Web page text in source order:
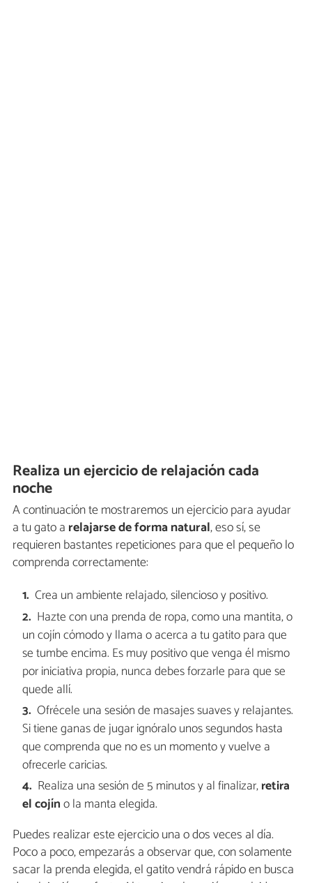
Realiza un ejercicio de relajación cada
noche
A continuación te mostraremos un ejercicio para ayudar
a tu gato a relajarse de forma natural, eso sí, se
requieren bastantes repeticiones para que el pequeño lo
comprenda correctamente:
Crea un ambiente relajado, silencioso y positivo.
Hazte con una prenda de ropa, como una mantita, o
un cojín cómodo y llama o acerca a tu gatito para que
se tumbe encima. Es muy positivo que venga él mismo
por iniciativa propia, nunca debes forzarle para que se
quede allí.
Ofrécele una sesión de masajes suaves y relajantes.
Si tiene ganas de jugar ignóralo unos segundos hasta
que comprenda que no es un momento y vuelve a
ofrecerle caricias.
Realiza una sesión de 5 minutos y al finalizar,retira
el cojíno la manta elegida.
Puedes realizar este ejercicio una o dos veces al día.
Poco a poco, empezarás a observar que, con solamente
sacar la prenda elegida, el gatito vendrá rápido en busca